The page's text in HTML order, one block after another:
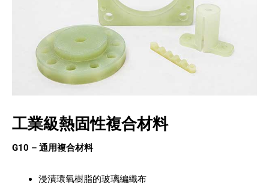
工業級熱固性複合材料
G10 – 通用複合材料
浸漬環氧樹脂的玻璃編織布